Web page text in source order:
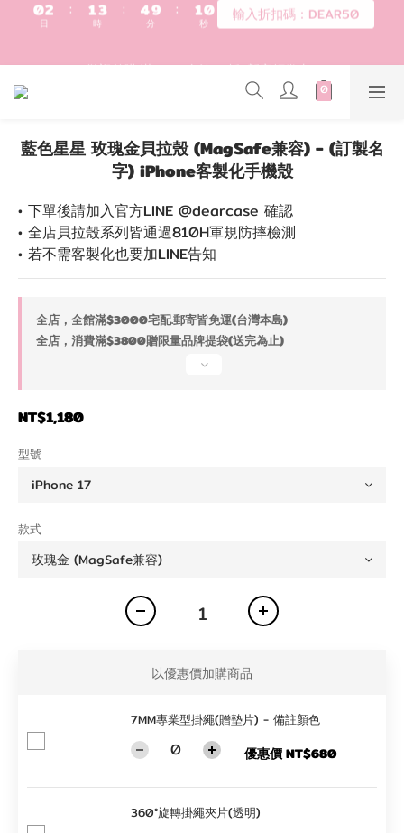
登入會員滿$1200超取免運 - 輸入折扣碼：DEAR20
0
1
0
2
1
7
6
4
0
7
6
4
0
歡迎首購!滿1000全館95折! 新客領卷去~
登入會員滿$1200超取免運 - 輸入折扣碼：DEAR20
藍色星星 玫瑰金貝拉殼 (MagSafe兼容) - (訂製名
字) iPhone客製化手機殼
• 下單後請加入官方LINE @dearcase 確認
• 全店貝拉殼系列皆通過810H軍規防摔檢測
• 若不需客製化也要加LINE告知
全店，全館滿$3000宅配.郵寄皆免運(台灣本島)
全店，消費滿$3800贈限量品牌提袋(送完為止)
NT$1,180
型號
款式
以優惠價加購商品
7MM專業型掛繩(贈墊片) - 備註顏色
優惠價 NT$680
360°旋轉掛繩夾片(透明)